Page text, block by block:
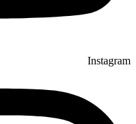
Instagram